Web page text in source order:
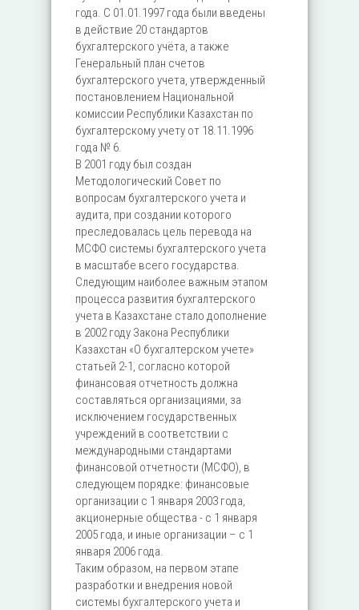
года. С 01.01.1997 года были введены
в действие 20 стандартов
бухгалтерского учёта, а также
Генеральный план счетов
бухгалтерского учета, утвержденный
постановлением Национальной
комиссии Республики Казахстан по
бухгалтерскому учету от 18.11.1996
года № 6.
В 2001 году был создан
Методологический Совет по
вопросам бухгалтерского учета и
аудита, при создании которого
преследовалась цель перевода на
МСФО системы бухгалтерского учета
в масштабе всего государства.
Следующим наиболее важным этапом
процесса развития бухгалтерского
учета в Казахстане стало дополнение
в 2002 году Закона Республики
Казахстан «О бухгалтерском учете»
статьей 2-1, согласно которой
финансовая отчетность должна
составляться организациями, за
исключением государственных
учреждений в соответствии с
международными стандартами
финансовой отчетности (МСФО), в
следующем порядке: финансовые
организации с 1 января 2003 года,
акционерные общества - с 1 января
2005 года, и иные организации – с 1
января 2006 года.
Таким образом, на первом этапе
разработки и внедрения новой
системы бухгалтерского учета и